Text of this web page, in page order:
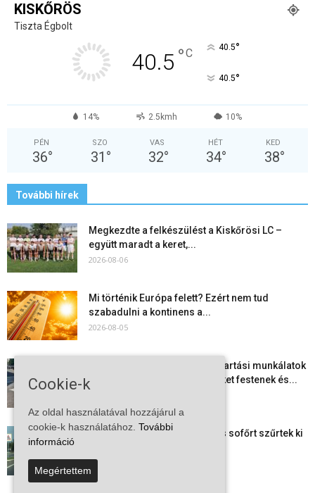
KISKŐRÖS
Tiszta Égbolt
40.5 °C 40.5°
40.5°
14% 2.5kmh 10%
PÉN
36°
SZO
31 °
VAS
32°
HÉT
34°
KED
38°
További hírek
Megkezdte a felkészülést a Kiskőrösi LC –
együtt maradt a keret,...
2026-08-06
Mi történik Európa felett? Ezért nem tud
szabadulni a kontinens a...
2026-08-05
Folyamatosak a nyári karbantartási munkálatok
Kiskőrösön – útburkolati jeleket festenek és...
Több száz gyorshajtót és ittas sofőrt szűrtek ki
2026-08-04
Cookie-k
Az oldal használatával hozzájárul a
cookie-k használatához. További
információ
Megértettem